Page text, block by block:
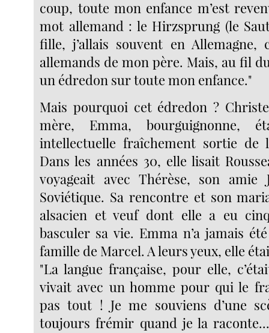
coup, toute mon enfance m’est
mot allemand : le Hirzsprung (le
fille, j’allais souvent en Allemagne,
allemands de mon père. Mais, au fil
un édredon sur toute mon enfance."
Mais pourquoi cet édredon ?
mère, Emma, bourguignonne,
intellectuelle fraîchement sortie de
Dans les années 30, elle lisait
voyageait avec Thérèse, son amie
Soviétique. Sa rencontre et son
alsacien et veuf dont elle a eu
basculer sa vie. Emma n’a jamais
famille de Marcel. A leurs yeux, elle
"La langue française, pour elle,
vivait avec un homme pour qui le
pas tout ! Je me souviens d’une
toujours frémir quand je la